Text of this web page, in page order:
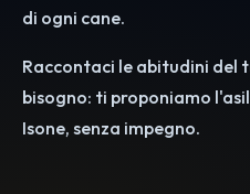
di ogni cane.
Raccontaci le abitudini del
bisogno: ti proponiamo
Isone, senza impegno.